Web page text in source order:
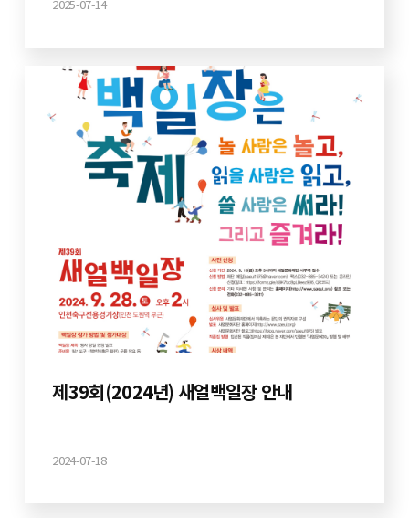
2025-07-14
제39회(2024년) 새얼백일장 안내
2024-07-18